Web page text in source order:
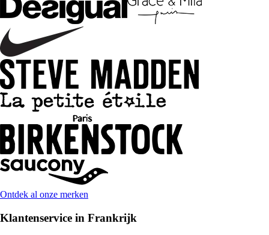
Ontdek al onze merken
Klantenservice in Frankrijk